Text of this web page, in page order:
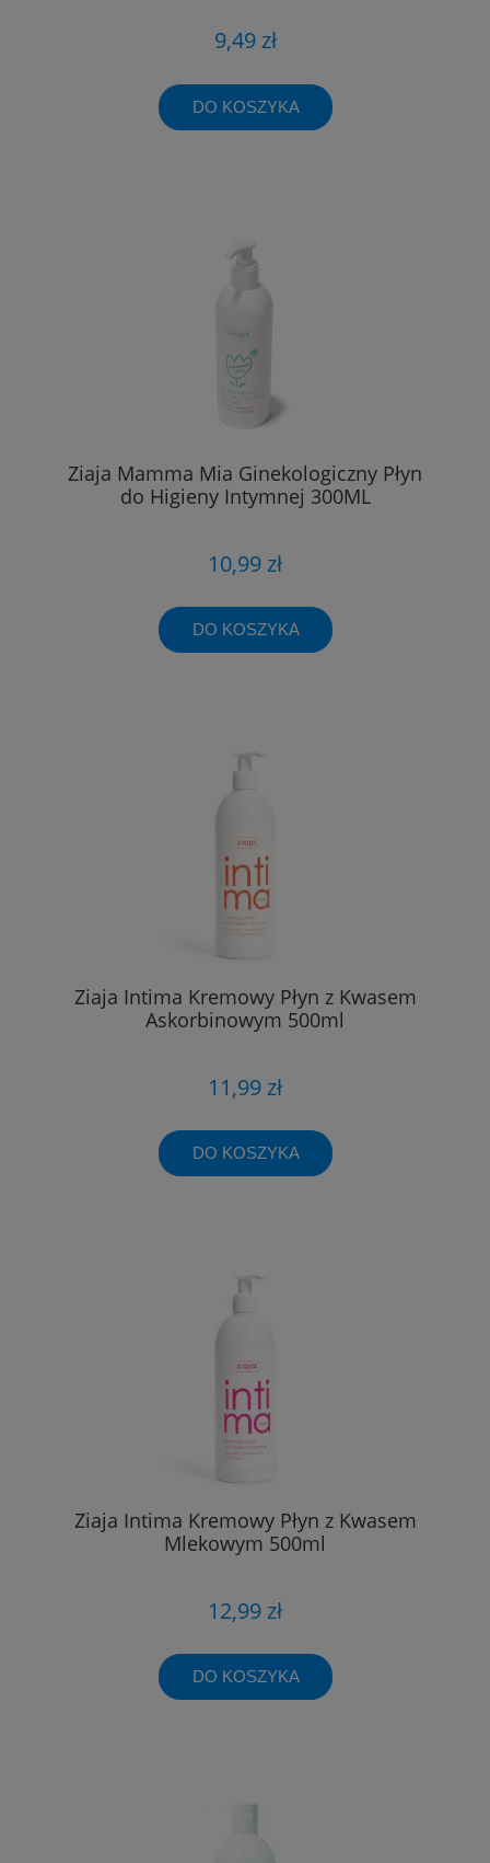
9,49 zł
DO KOSZYKA
Ziaja Mamma Mia Ginekologiczny Płyn
do Higieny Intymnej 300ML
10,99 zł
DO KOSZYKA
Ziaja Intima Kremowy Płyn z Kwasem
Askorbinowym 500ml
11,99 zł
DO KOSZYKA
Ziaja Intima Kremowy Płyn z Kwasem
Mlekowym 500ml
12,99 zł
DO KOSZYKA